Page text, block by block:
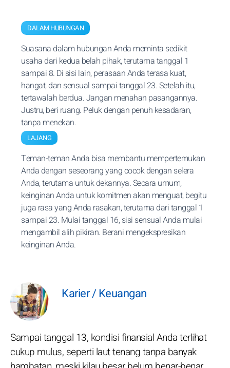
DALAM HUBUNGAN
Suasana dalam hubungan Anda meminta sedikit
usaha dari kedua belah pihak, terutama tanggal 1
sampai 8. Di sisi lain, perasaan Anda terasa kuat,
hangat, dan sensual sampai tanggal 23. Setelah itu,
tertawalah berdua. Jangan menahan pasangannya.
Justru, beri ruang. Peluk dengan penuh kesadaran,
tanpa menekan.
LAJANG
Teman-teman Anda bisa membantu mempertemukan
Anda dengan seseorang yang cocok dengan selera
Anda, terutama untuk dekannya. Secara umum,
keinginan Anda untuk komitmen akan menguat, begitu
juga rasa yang Anda rasakan, terutama dari tanggal 1
sampai 23. Mulai tanggal 16, sisi sensual Anda mulai
mengambil alih pikiran. Berani mengekspresikan
keinginan Anda.
Karier / Keuangan
Sampai tanggal 13, kondisi finansial Anda terlihat
cukup mulus, seperti laut tenang tanpa banyak